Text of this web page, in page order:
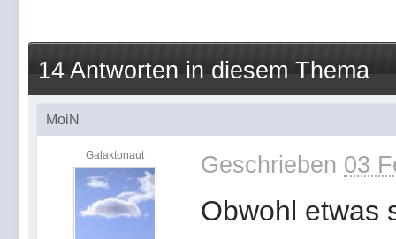
14 Antworten in diesem Thema
MoiN
Galaktonaut Geschrieben 03
Obwohl etwas